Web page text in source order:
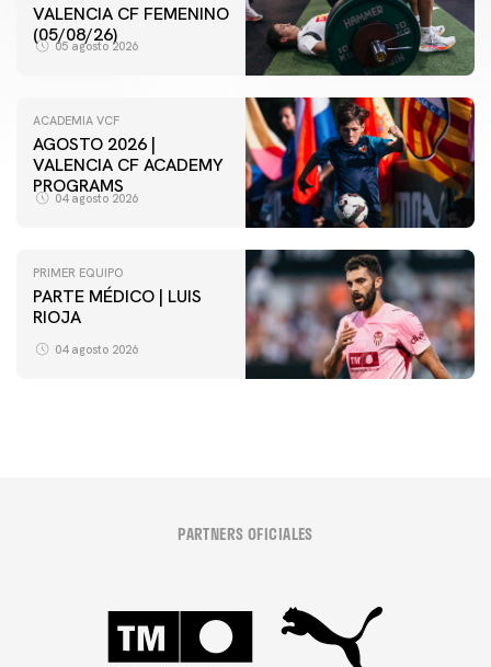
VALENCIA CF FEMENINO
(05/08/26)
05 agosto 2026
ACADEMIA VCF
AGOSTO 2026 |
VALENCIA CF ACADEMY
PROGRAMS
04 agosto 2026
PRIMER EQUIPO
PARTE MÉDICO | LUIS
RIOJA
04 agosto 2026
PARTNERS OFICIALES